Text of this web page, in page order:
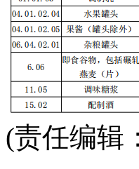
(责任编辑